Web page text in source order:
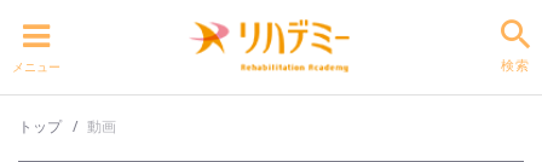
メニュー 検索
トップ 動画